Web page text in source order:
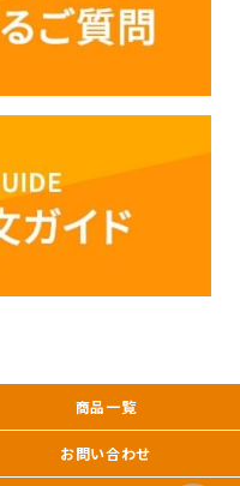
商品一覧
お問い合わせ